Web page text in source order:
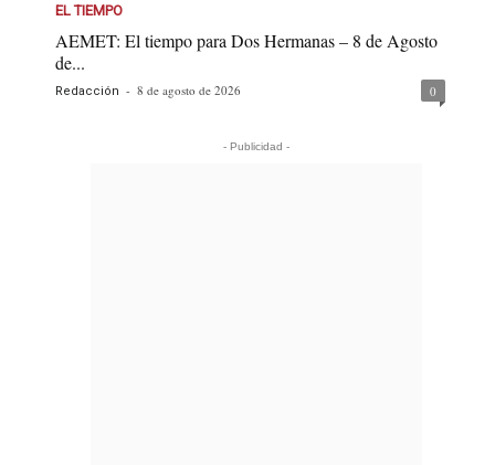
EL TIEMPO
AEMET: El tiempo para Dos Hermanas – 8 de Agosto
de...
Redacción - 8 de agosto de 2026 0
- Publicidad -